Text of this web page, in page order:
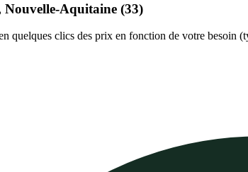
Nouvelle-Aquitaine (33)
quelques clics des prix en fonction de votre besoin